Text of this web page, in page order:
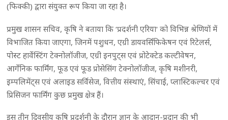
(फिक्की) द्वारा संयुक्त रूप किया जा रहा है।
प्रमुख शासन सचिव, कृषि ने बताया कि ‘प्रदर्शनी एरिया‘ को विभिन्न श्रेणियों में
विभाजित किया जाएगा, जिनमें पशुधन, एग्री डायवर्सिफिकेषन एवं रिटेलर्स,
पोस्ट हार्वेस्टिंग टेक्नोलॉजीज, एग्री इनपुट्स एवं प्रोटेक्टेड कल्टीवेषन,
आर्गेनिक फार्मिंग, फूड एवं फूड प्रोसेसिंग टेक्नोलॉजीज, कृषि मशीनरी,
इम्पलिमेंट्स एवं अलाइड सर्विसेज, वित्तीय संस्थाएं, सिंचाई, प्लास्टिकल्चर एवं
प्रिसिजन फार्मिंग कुछ प्रमुख क्षेत्र हैं।
इस तीन दिवसीय कृषि प्रदर्शनी के दौरान ज्ञान के आदान-प्रदान की भी